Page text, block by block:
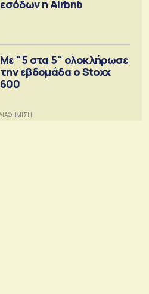
εσόδων η Airbnb
Με "5 στα 5" ολοκλήρωσε
την εβδομάδα ο Stoxx
600